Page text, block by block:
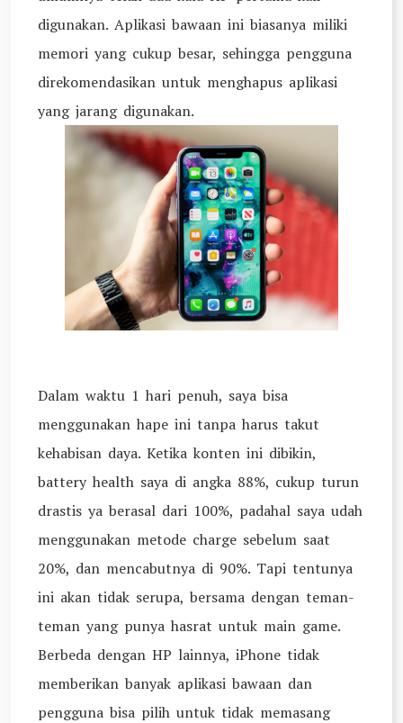
digunakan. Aplikasi bawaan ini biasanya miliki
memori yang cukup besar, sehingga pengguna
direkomendasikan untuk menghapus aplikasi
yang jarang digunakan.
Dalam waktu 1 hari penuh, saya bisa
menggunakan hape ini tanpa harus takut
kehabisan daya. Ketika konten ini dibikin,
battery health saya di angka 88%, cukup turun
drastis ya berasal dari 100%, padahal saya udah
menggunakan metode charge sebelum saat
20%, dan mencabutnya di 90%. Tapi tentunya
ini akan tidak serupa, bersama dengan teman-
teman yang punya hasrat untuk main game.
Berbeda dengan HP lainnya, iPhone tidak
memberikan banyak aplikasi bawaan dan
pengguna bisa pilih untuk tidak memasang